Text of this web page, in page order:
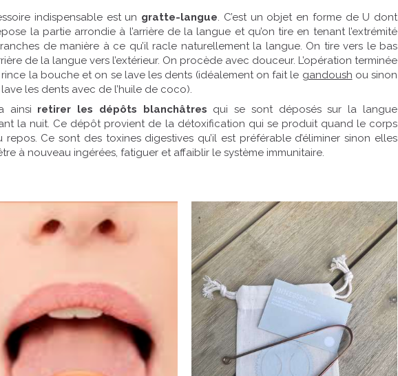
indispensable est un gratte-langue. C’est un objet en forme de U dont
la partie arrondie à l’arrière de la langue et qu’on tire en tenant l’extrémité
de manière à ce qu’il racle naturellement la langue. On tire vers le bas
de la langue vers l’extérieur. On procède avec douceur. L’opération terminée
rince la bouche et on se lave les dents (idéalement on fait le gandoush ou sinon
les dents avec de l’huile de coco).
ainsi retirer les dépôts blanchâtres qui se sont déposés sur la langue
la nuit. Ce dépôt provient de la détoxification qui se produit quand le corps
repos. Ce sont des toxines digestives qu’il est préférable d’éliminer sinon elles
à nouveau ingérées, fatiguer et affaiblir le système immunitaire.